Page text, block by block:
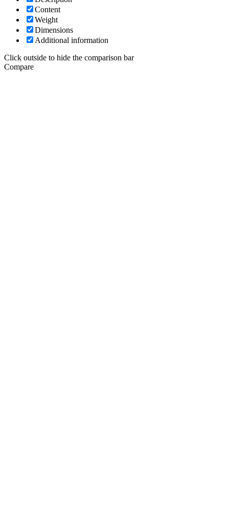
Content
Weight
Dimensions
Additional information
Click outside to hide the comparison bar
Compare